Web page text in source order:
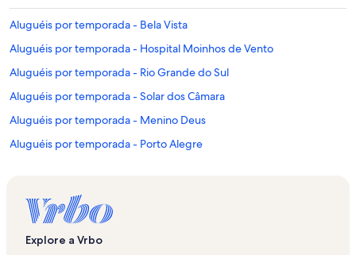
Aluguéis por temporada - Bela Vista
Aluguéis por temporada - Hospital Moinhos de Vento
Aluguéis por temporada - Rio Grande do Sul
Aluguéis por temporada - Solar dos Câmara
Aluguéis por temporada - Menino Deus
Aluguéis por temporada - Porto Alegre
Aluguéis por temporada - Teatro Dante Barone
Aluguéis por temporada - Porto Alegre
Aluguéis por temporada - Santa Cecília
Explore a Vrbo